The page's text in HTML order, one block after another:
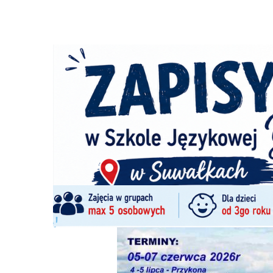
Ścieżka
nawigacyjna
Strona główna
Czeka nas
04/06/2026/ 0 Komentarzy
Czeka nas lotnicze widowisko nad